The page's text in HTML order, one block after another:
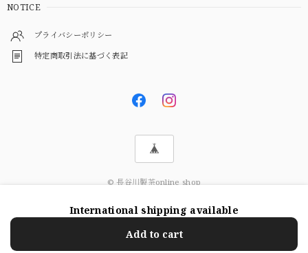
NOTICE
プライバシーポリシー
特定商取引法に基づく表記
© 長谷川製茶online shop
International shipping available
Add to cart